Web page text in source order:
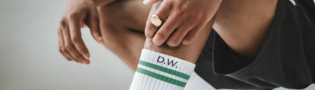
4,7 (na podstawie +15 000 opinii)
Nasze prezenty inspirują. Klienci oceniają nas na 4,7 w
Google Reviews.